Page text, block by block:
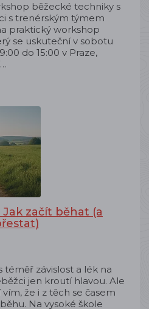
běžecké techniky s
s trenérským týmem
praktický workshop
se uskuteční v sobotu
do 15:00 v Praze,
Jak začít běhat (a
téměř závislost a lék na
jen kroutí hlavou. Ale
že i z těch se časem
Na vysoké škole